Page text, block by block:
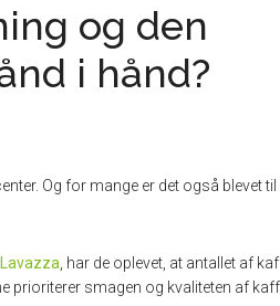
og den
i hånd?
Og for mange er det også blevet til
, har de oplevet, at antallet af
prioriterer smagen og kvaliteten af